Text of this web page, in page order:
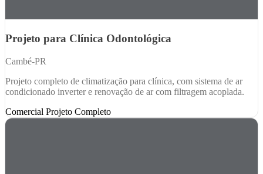
Projeto para Clínica Odontológica
Cambé-PR
Projeto completo de climatização para clínica, com sistema de ar
condicionado inverter e renovação de ar com filtragem acoplada.
Comercial Projeto Completo